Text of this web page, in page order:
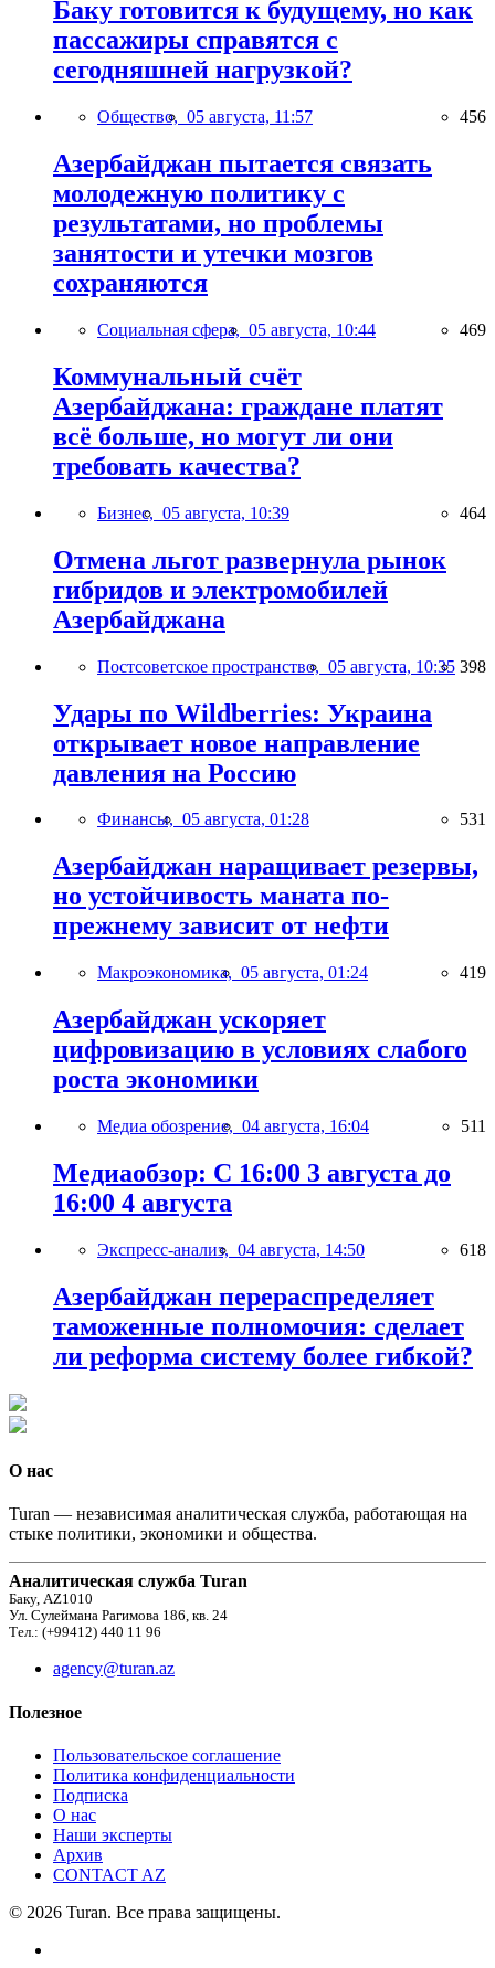
Баку готовится к будущему, но как
пассажиры справятся с
сегодняшней нагрузкой?
Общество, 05 августа, 11:57 456
Азербайджан пытается связать
молодежную политику с
результатами, но проблемы
занятости и утечки мозгов
сохраняются
Социальная сфера, 05 августа, 10:44 469
Коммунальный счёт
Азербайджана: граждане платят
всё больше, но могут ли они
требовать качества?
Бизнес, 05 августа, 10:39 464
Отмена льгот развернула рынок
гибридов и электромобилей
Азербайджана
Постсоветское пространство, 05 августа, 10:35 398
Удары по Wildberries: Украина
открывает новое направление
давления на Россию
Финансы, 05 августа, 01:28 531
Азербайджан наращивает резервы,
но устойчивость маната по-
прежнему зависит от нефти
Макроэкономика, 05 августа, 01:24 419
Азербайджан ускоряет
цифровизацию в условиях слабого
роста экономики
Медиа обозрение, 04 августа, 16:04 511
Медиаобзор: С 16:00 3 августа до
16:00 4 августа
Экспресс-анализ, 04 августа, 14:50 618
Азербайджан перераспределяет
таможенные полномочия: сделает
ли реформа систему более гибкой?
О нас
Turan — независимая аналитическая служба, работающая на
стыке политики, экономики и общества.
Аналитическая служба Turan
Баку, AZ1010
Ул. Сулеймана Рагимова 186, кв. 24
Тел.: (+99412) 440 11 96
agency@turan.az
Полезное
Пользовательское соглашение
Политика конфиденциальности
Подписка
О нас
Наши эксперты
Архив
CONTACT AZ
© 2026 Turan. Все права защищены.